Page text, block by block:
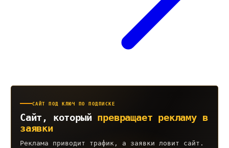
САЙТ ПОД КЛЮЧ ПО ПОДПИСКЕ
Сайт, который превращает рекламу в
заявки
Реклама приводит трафик, а заявки ловит сайт.